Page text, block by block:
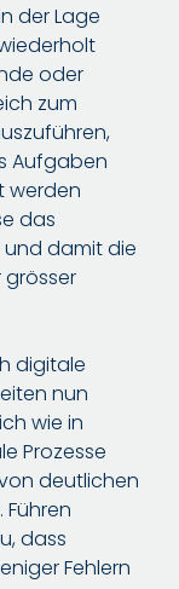
der Lage
oder
zum
Aufgaben
werden
das
und damit die
grösser
digitale
nun
wie in
Prozesse
deutlichen
dass
Fehlern